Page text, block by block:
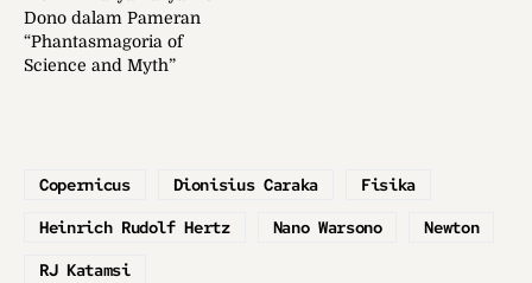
Dono dalam Pameran
“Phantasmagoria of
Science and Myth”
Copernicus Dionisius Caraka
Fisika
Heinrich Rudolf Hertz
Nano Warsono
Newton
RJ Katamsi